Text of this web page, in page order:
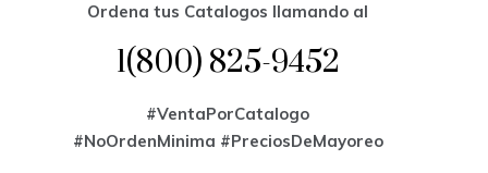
Ordena tus Catalogos llamando al
1(800) 825-9452
#VentaPorCatalogo
#NoOrdenMinima #PreciosDeMayoreo